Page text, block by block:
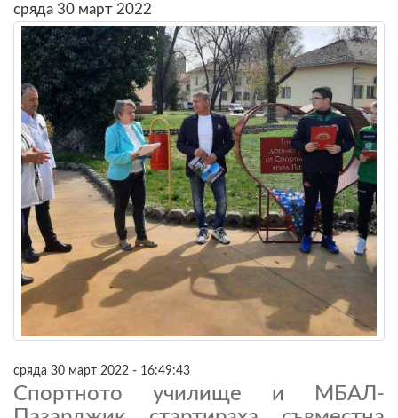
сряда 30 март 2022
сряда 30 март 2022 - 16:49:43
Спортното училище и МБАЛ-